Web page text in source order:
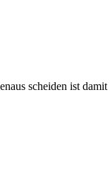
scheiden ist